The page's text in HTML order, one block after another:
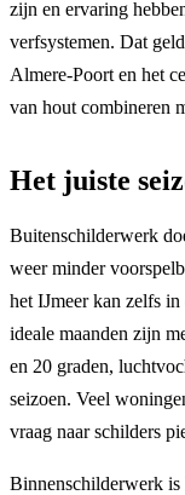
zijn en ervaring
verfsystemen. Dat
Almere-Poort en het
van hout combineren
Het juiste
Buitenschilderwerk
weer minder
het IJmeer kan zelfs
ideale maanden zijn
en 20 graden,
seizoen. Veel
vraag naar schilders
Binnenschilderwerk is